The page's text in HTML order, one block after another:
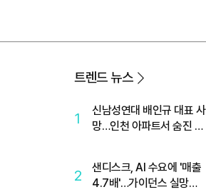
트렌드 뉴스
1
신남성연대 배인규 대표 사
망…인천 아파트서 숨진 채
2
샌디스크, AI 수요에 '매출
4.7배'…가이던스 실망에